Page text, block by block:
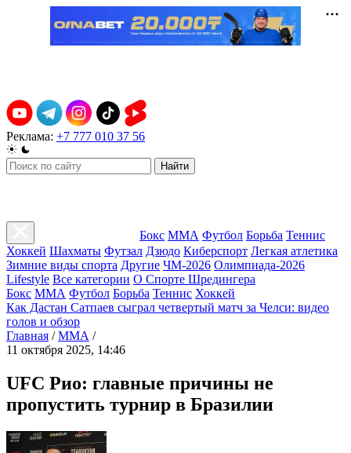
Реклама: +7 777 010 37 56
Найти
Бокс ММА Футбол Борьба Теннис
Хоккей Шахматы Футзал Дзюдо Киберспорт Легкая атлетика
Зимние виды спорта Другие ЧМ-2026 Олимпиада-2026
Lifestyle Все категории О Спорте Шредингера
Бокс ММА Футбол Борьба Теннис Хоккей
Как Дастан Сатпаев сыграл четвертый матч за Челси: видео
голов и обзор
Главная / ММА /
11 октября 2025, 14:46
UFC Рио: главные причины не
пропустить турнир в Бразилии